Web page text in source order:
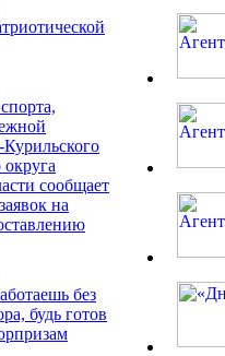
сообщает
на
без
будь готов